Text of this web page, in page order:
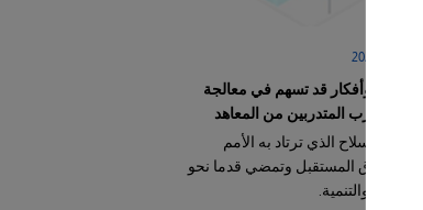
اقتراحات وأفكار قد تسهم في معالجة
ظاهرة تسرب المتدربين من المعاهد
تعليم هو السلاح الذي ترتاد به الأمم
والدول آفاق المستقبل وتمضي قدما نحو
الاستدامة والتنمية.